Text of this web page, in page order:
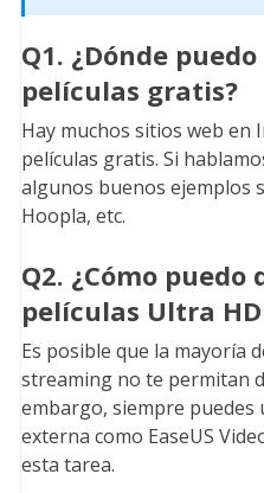
Q1. ¿Dónde
películas gratis?
Hay muchos sitios web en
películas gratis. Si
algunos buenos ejemplos
Hoopla, etc.
Q2. ¿Cómo puedo
películas Ultra
Es posible que la mayoría
streaming no te permitan
embargo, siempre
externa como EaseUS
esta tarea.